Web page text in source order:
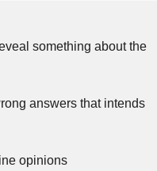
something about the
answers that intends
opinions